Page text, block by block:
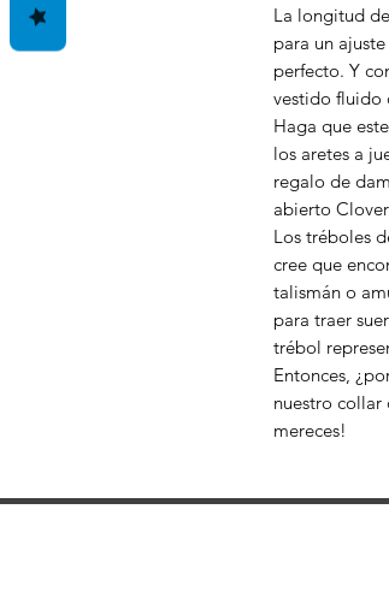
La longitud
para un
perfecto. Y
vestido fluido
Haga que
los aretes a
regalo de
abierto
Los tréboles
cree que
talismán o
para traer
trébol
Entonces,
nuestro collar
mereces!